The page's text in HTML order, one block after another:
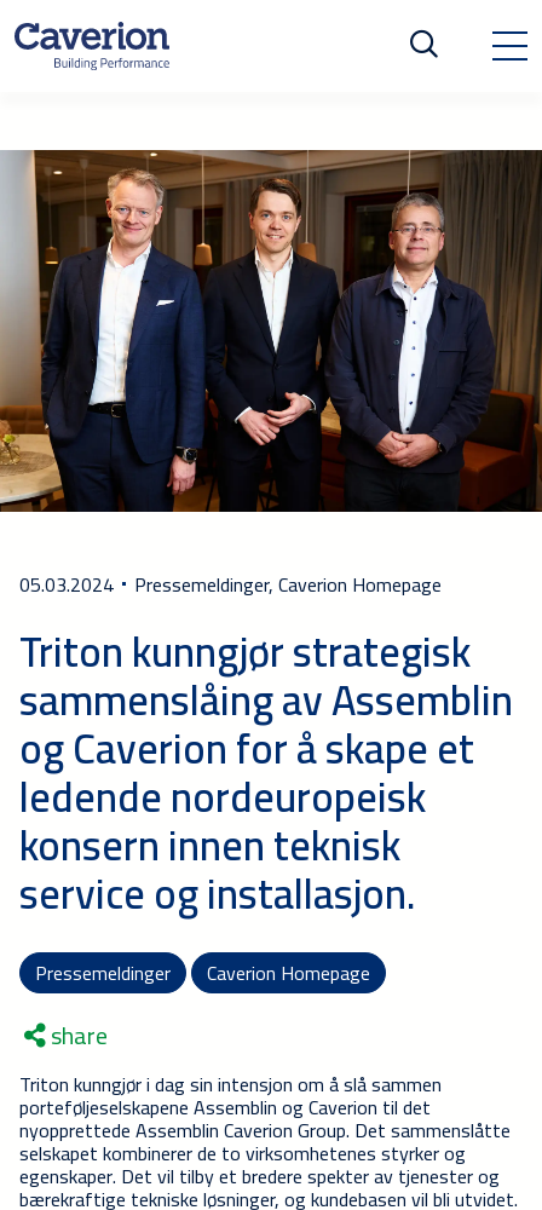
05.03.2024 Pressemeldinger, Caverion Homepage
Triton kunngjør strategisk
sammenslåing av Assemblin
og Caverion for å skape et
ledende nordeuropeisk
konsern innen teknisk
service og installasjon.
Pressemeldinger Caverion Homepage
share
Triton kunngjør i dag sin intensjon om å slå sammen
porteføljeselskapene Assemblin og Caverion til det
nyopprettede Assemblin Caverion Group. Det sammenslåtte
selskapet kombinerer de to virksomhetenes styrker og
egenskaper. Det vil tilby et bredere spekter av tjenester og
bærekraftige tekniske løsninger, og kundebasen vil bli utvidet.